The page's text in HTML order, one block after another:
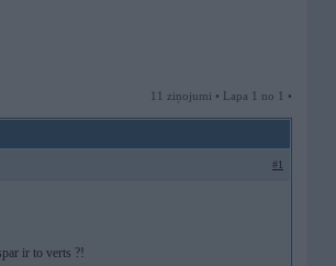
11 ziņojumi • Lapa 1 no 1 •
#1
ir to verts ?!